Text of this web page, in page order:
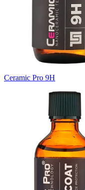
Ceramic Pro 9H